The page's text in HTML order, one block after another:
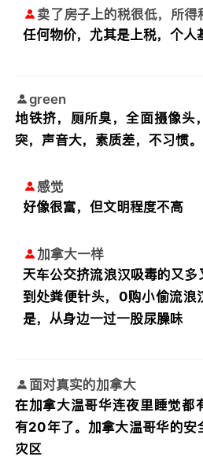
卖了房子上的税很低，所得
任何物价，尤其是上税，个人
green
地铁挤，厕所臭，全面摄像头
突，声音大，素质差，不习惯。
感觉
好像很富，但文明程度不高
加拿大一样
天车公交挤流浪汉吸毒的又多
到处粪便针头，0购小偷流浪
是，从身边一过一股尿臊味
面对真实的加拿大
在加拿大温哥华连夜里睡觉都
有20年了。加拿大温哥华的安
灾区